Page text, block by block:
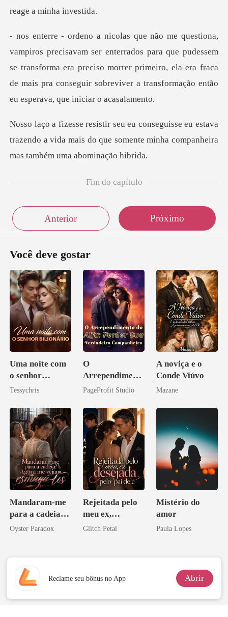
dos para que pudessem
se transforma era preciso morrer primeiro, ela era fraca
de mais
eu estava
trazendo a vida mais do que somente mi
Fim do capítulo
Anterior Próximo
Você deve gostar
Uma noite com
o senhor
Bilionário
Tessychris
O
Arrependiment
o do Alfa:
Verdadeira
Companheira
PageProfit Studio
A noviça e o
Conde Viúvo
Mazane
Mandaram-me
para a cadeia?
Agora me
Oyster Paradox
Rejeitada pelo
meu ex,
desejada pelo
Glitch Petal
Mistério do
amor
Paula Lopes
Reclame seu bônus no App Abrir